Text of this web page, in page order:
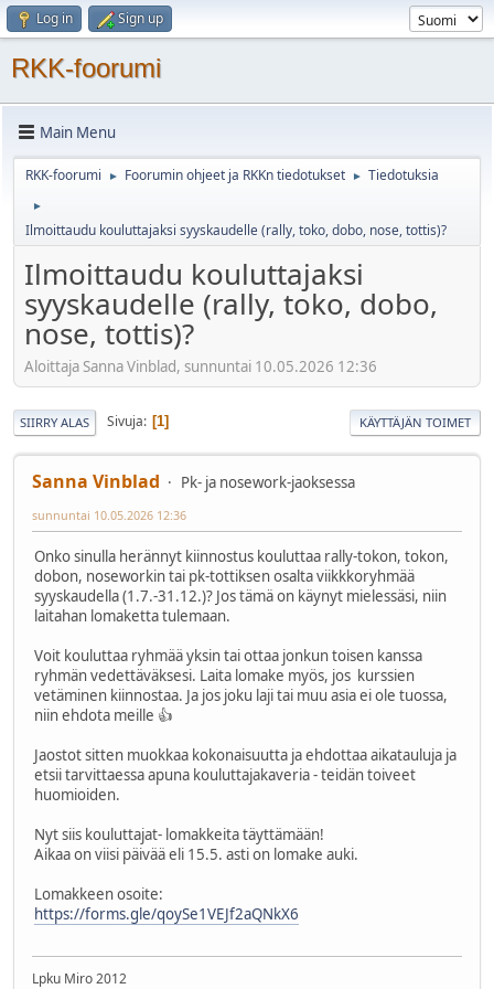
Log in Sign up
RKK-foorumi
Main Menu
RKK-foorumi ► Foorumin ohjeet ja RKKn tiedotukset ► Tiedotuksia
►
Ilmoittaudu kouluttajaksi syyskaudelle (rally, toko, dobo, nose, tottis)?
Ilmoittaudu kouluttajaksi
syyskaudelle (rally, toko, dobo,
nose, tottis)?
Aloittaja Sanna Vinblad, sunnuntai 10.05.2026 12:36
SIIRRY ALAS Sivuja 1 KÄYTTÄJÄN TOIMET
Sanna Vinblad Pk- ja nosework-jaoksessa
sunnuntai 10.05.2026 12:36
Onko sinulla herännyt kiinnostus kouluttaa rally-tokon, tokon,
dobon, noseworkin tai pk-tottiksen osalta viikkkoryhmää
syyskaudella (1.7.-31.12.)? Jos tämä on käynyt mielessäsi, niin
laitahan lomaketta tulemaan.
Voit kouluttaa ryhmää yksin tai ottaa jonkun toisen kanssa
ryhmän vedettäväksesi. Laita lomake myös, jos kurssien
vetäminen kiinnostaa. Ja jos joku laji tai muu asia ei ole tuossa,
niin ehdota meille 👍
Jaostot sitten muokkaa kokonaisuutta ja ehdottaa aikatauluja ja
etsii tarvittaessa apuna kouluttajakaveria - teidän toiveet
huomioiden.
Nyt siis kouluttajat- lomakkeita täyttämään!
Aikaa on viisi päivää eli 15.5. asti on lomake auki.
Lomakkeen osoite:
https://forms.gle/qoySe1VEJf2aQNkX6
Lpku Miro 2012